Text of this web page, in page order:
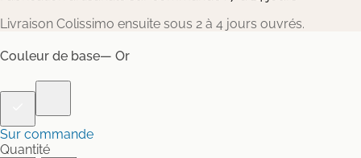
Livraison Colissimo ensuite sous 2 à 4 jours ouvrés.
Couleur de base— Or
Sur commande
Quantité